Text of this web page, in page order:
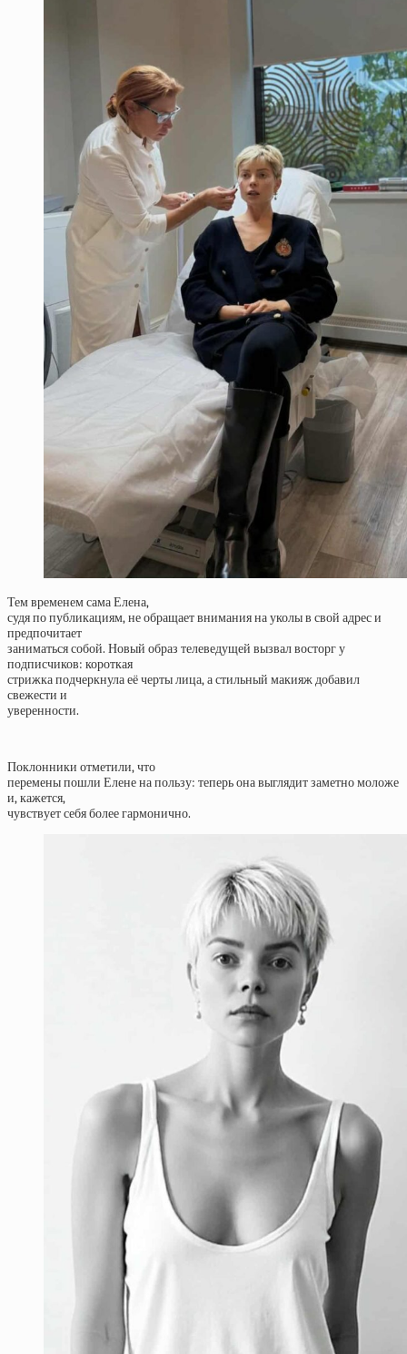
Тем временем сама Елена,
судя по публикациям, не обращает внимания на уколы в свой адрес и
предпочитает
заниматься собой. Новый образ телеведущей вызвал восторг у
подписчиков: короткая
стрижка подчеркнула её черты лица, а стильный макияж добавил
свежести и
уверенности.
Поклонники отметили, что
перемены пошли Елене на пользу: теперь она выглядит заметно моложе
и, кажется,
чувствует себя более гармонично.